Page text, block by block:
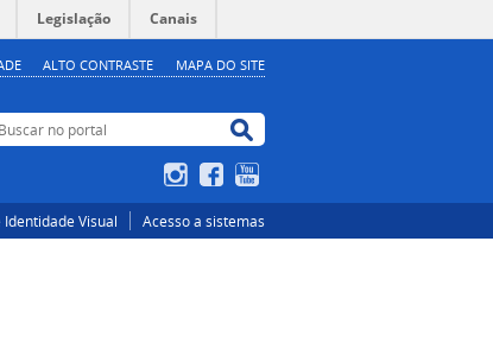
Legislação Canais
ALTO CONTRASTE MAPA DO SITE
Buscar no portal
no portal
InstagramFacebook
Identidade Visual Acesso a sistemas